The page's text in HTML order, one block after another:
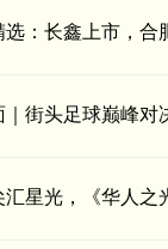
：长鑫上市，合
街头足球巅峰对
星光，《华人之